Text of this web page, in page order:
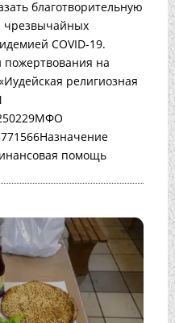
благотворительную
чрезвычайных
COVID-19.
на
религиозная
помощь